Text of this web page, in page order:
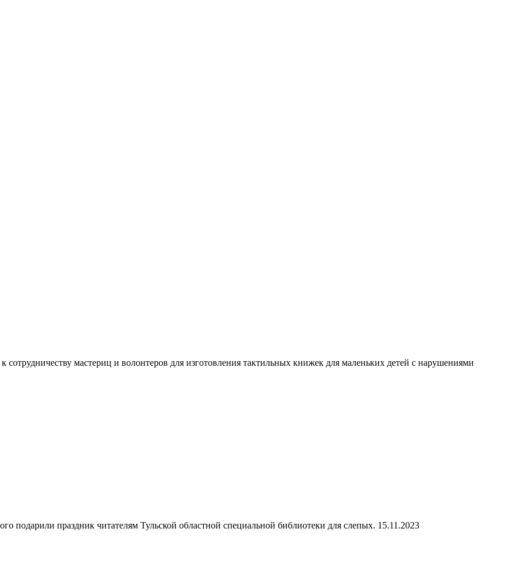
сотрудничеству мастериц и волонтеров для изготовления тактильных книжек для маленьких детей с нарушениями
подарили праздник читателям Тульской областной специальной библиотеки для слепых. 15.11.2023